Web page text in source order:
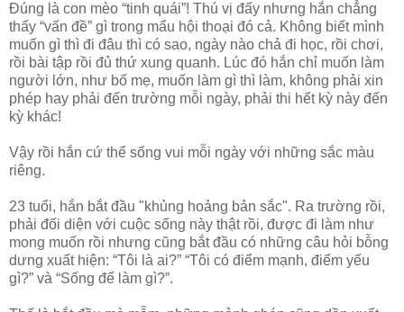
Đúng là con mèo “tinh quái”! Thú vị đấy nhưng hắn chẳng
thấy “vấn đề” gì trong mẩu hội thoại đó cả. Không biết mình
muốn gì thì đi đâu thì có sao, ngày nào chả đi học, rồi chơi,
rồi bài tập rồi đủ thứ xung quanh. Lúc đó hắn chỉ muốn làm
người lớn, như bố mẹ, muốn làm gì thì làm, không phải xin
phép hay phải đến trường mỗi ngày, phải thi hết kỳ này đến
kỳ khác!
Vậy rồi hắn cứ thể sống vui mỗi ngày với những sắc màu
riêng.
23 tuổi, hắn bắt đầu "khủng hoảng bản sắc". Ra trường rồi,
phải đối diện với cuộc sống này thật rồi, được đi làm như
mong muốn rồi nhưng cũng bắt đầu có những câu hỏi bỗng
dưng xuất hiện: “Tôi là ai?” “Tôi có điểm mạnh, điểm yếu
gì?” và “Sống để làm gì?”.